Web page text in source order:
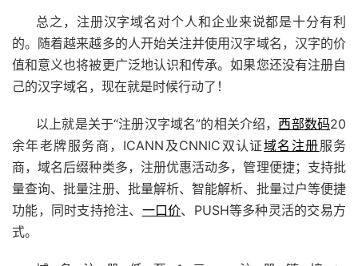
总之，注册汉字域名对个人和企业来说都是十分有利
的。随着越来越多的人开始关注并使用汉字域名，汉字的价
值和意义也将被更广泛地认识和传承。如果您还没有注册自
己的汉字域名，现在就是时候行动了！
以上就是关于“注册汉字域名”的相关介绍， 西部数码20
余年老牌服务商， ICANN及CNNIC双认证域名注册服务
商，域名后缀种类多，注册优惠活动多，管理便捷；支持批
量查询、批量注册、批量解析、智能解析、批量过户等便捷
功能，同时支持抢注、 一口价、PUSH等多种灵活的交易方
式。